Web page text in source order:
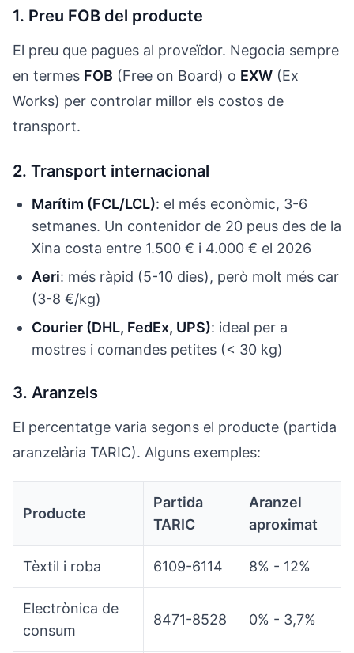
1. Preu FOB del producte
El preu que pagues al proveïdor. Negocia sempre
en termes FOB (Free on Board) o EXW (Ex
Works) per controlar millor els costos de
transport.
2. Transport internacional
Marítim (FCL/LCL): el més econòmic, 3-6
setmanes. Un contenidor de 20 peus des de la
Xina costa entre 1.500 € i 4.000 € el 2026
Aeri: més ràpid (5-10 dies), però molt més car
(3-8 €/kg)
Courier (DHL, FedEx, UPS): ideal per a
mostres i comandes petites (< 30 kg)
3. Aranzels
El percentatge varia segons el producte (partida
aranzelària TARIC). Alguns exemples:
Producte
Partida
TARIC
Aranzel
aproximat
Tèxtil i roba 6109-6114 8% - 12%
Electrònica de
consum
8471-8528 0% - 3,7%